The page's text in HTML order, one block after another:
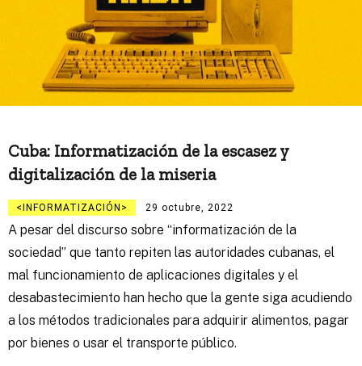
Cuba: Informatización de la escasez y
digitalización de la miseria
INFORMATIZACIÓN 29 octubre, 2022
A pesar del discurso sobre “informatización de la
sociedad” que tanto repiten las autoridades cubanas, el
mal funcionamiento de aplicaciones digitales y el
desabastecimiento han hecho que la gente siga acudiendo
a los métodos tradicionales para adquirir alimentos, pagar
por bienes o usar el transporte público.